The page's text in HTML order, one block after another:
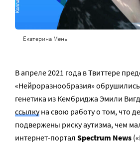
Екатерина Мень
В апреле 2021 года в Твиттере
«Нейроразнообразия»
генетика из Кембриджа Эмили
ссылкуна свою работу о том, что
подвержены риску аутизма, чем
интернет-портал Spectrum News